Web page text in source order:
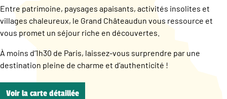
Entre patrimoine, paysages apaisants, activités insolites et
villages chaleureux, le Grand Châteaudun vous ressource et
vous promet un séjour riche en découvertes.
À moins d’1h30 de Paris, laissez-vous surprendre par une
destination pleine de charme et d’authenticité !
Voir la carte détaillée